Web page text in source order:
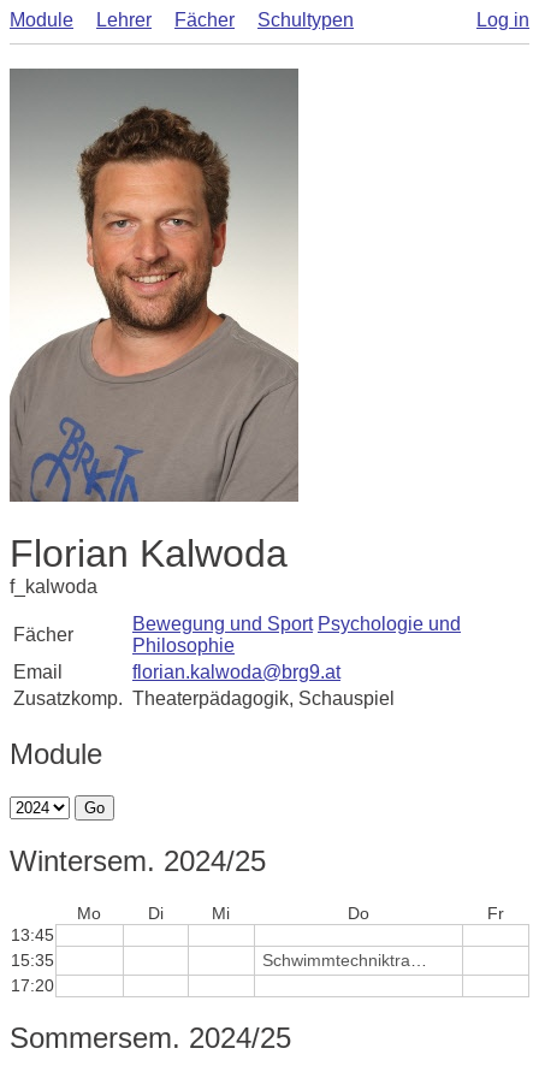
Module Lehrer Fächer Schultypen Log in
Florian Kalwoda
f_kalwoda
Fächer
Bewegung und Sport Psychologie und
Philosophie
Email
florian.kalwoda@brg9.at
Zusatzkomp. Theaterpädagogik, Schauspiel
Module
Go
Wintersem. 2024/25
Mo Di Mi Do
Fr
13:45
15:35
Schwimmtechniktraining und Helferschein
17:20
Sommersem. 2024/25